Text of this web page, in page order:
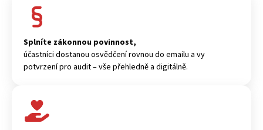
Splníte zákonnou povinnost,
účastníci dostanou osvědčení rovnou do emailu a vy
potvrzení pro audit – vše přehledně a digitálně.